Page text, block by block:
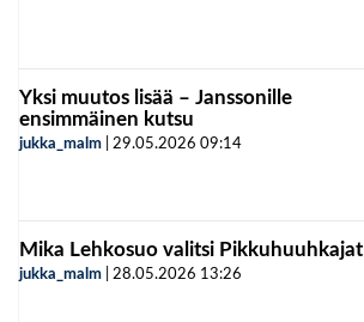
Yksi muutos lisää – Janssonille
ensimmäinen kutsu
jukka_malm 29.05.2026 09:14
Mika Lehkosuo valitsi Pikkuhuuhkajat
jukka_malm 28.05.2026 13:26